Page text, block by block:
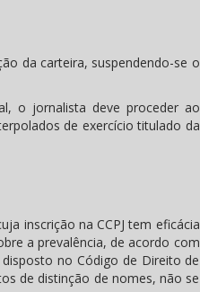
da carteira, suspendendo-se o
o jornalista deve proceder ao
de exercício titulado da
inscrição na CCPJ tem eficácia
a prevalência, de acordo com
no Código de Direito de
de distinção de nomes, não se